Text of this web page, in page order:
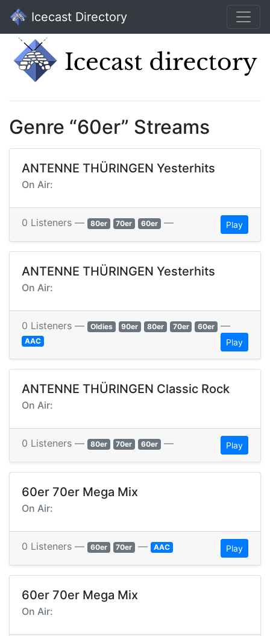
Icecast Directory
Genre “60er” Streams
ANTENNE THÜRINGEN Yesterhits
On Air:
0 Listeners — 80er 70er 60er — Play
ANTENNE THÜRINGEN Yesterhits
On Air:
0 Listeners — Oldies 90er 80er 70er 60er —
AAC Play
ANTENNE THÜRINGEN Classic Rock
On Air:
0 Listeners — 80er 70er 60er — Play
60er 70er Mega Mix
On Air:
0 Listeners — 60er 70er — AAC Play
60er 70er Mega Mix
On Air: